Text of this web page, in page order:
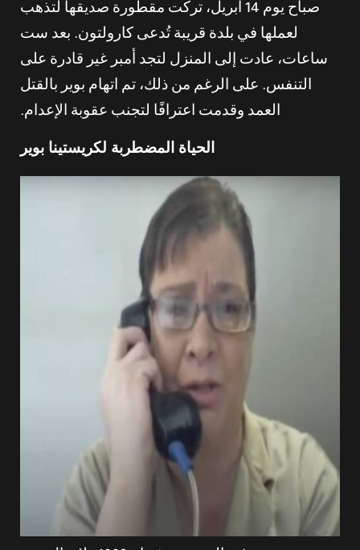
صباح يوم 14 أبريل، تركت مقطورة صديقها لتذهب
لعملها في بلدة قريبة تُدعى كارولتون. بعد ست
ساعات، عادت إلى المنزل لتجد أمبر غير قادرة على
التنفس. على الرغم من ذلك، تم اتهام بوير بالقتل
العمد وقدمت اعترافًا لتجنب عقوبة الإعدام.
الحياة المضطربة لكريستينا بوير